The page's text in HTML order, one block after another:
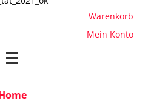
Warenkorb
Mein Konto